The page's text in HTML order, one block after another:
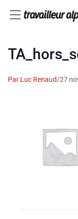
Par Luc Renaud/27